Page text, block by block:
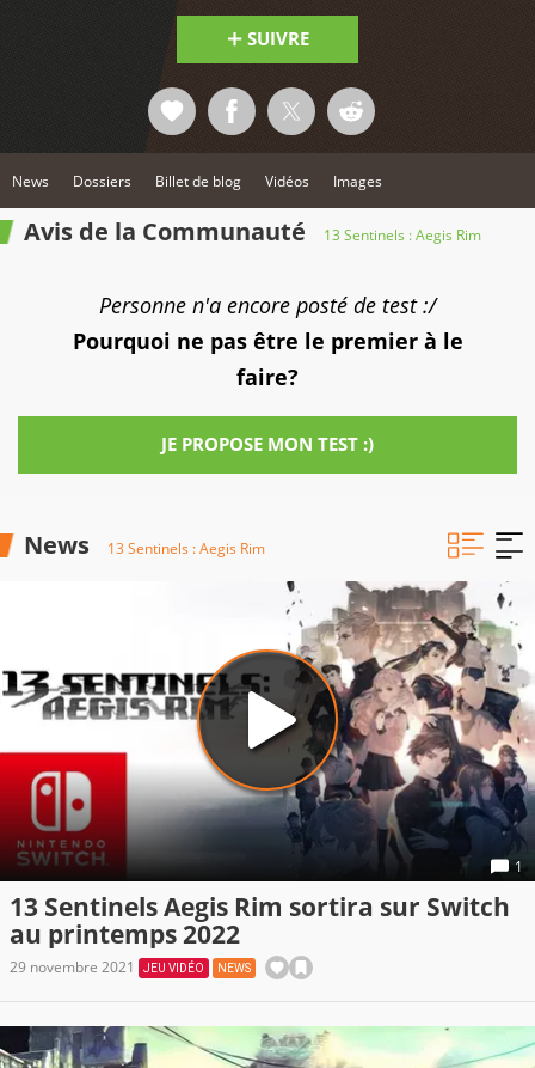
SUIVRE
News Dossiers Billet de blog Vidéos Images
Avis de la Communauté 13 Sentinels : Aegis Rim
Personne n'a encore posté de test :/
Pourquoi ne pas être le premier à le
faire?
JE PROPOSE MON TEST :)
News 13 Sentinels : Aegis Rim
1
13 Sentinels Aegis Rim sortira sur Switch
au printemps 2022
29 novembre 2021 JEU VIDÉO NEWS